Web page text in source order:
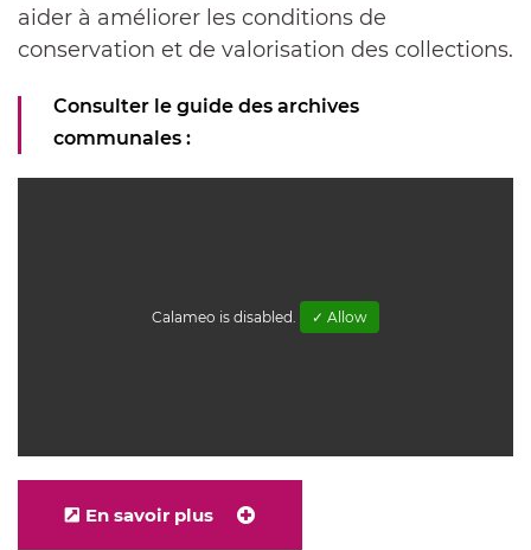
aider à améliorer les conditions de
conservation et de valorisation des collections.
Consulter le guide des archives
communales :
Calameo is disabled. ✓ Allow
En savoir plus